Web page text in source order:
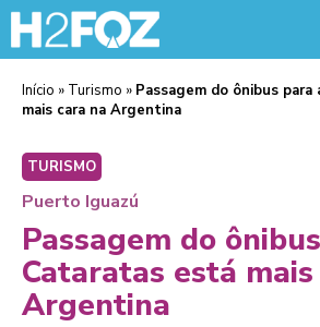
Início » Turismo » Passagem do ônibus
mais cara na Argentina
TURISMO
Puerto Iguazú
Passagem do
Cataratas está
Argentina